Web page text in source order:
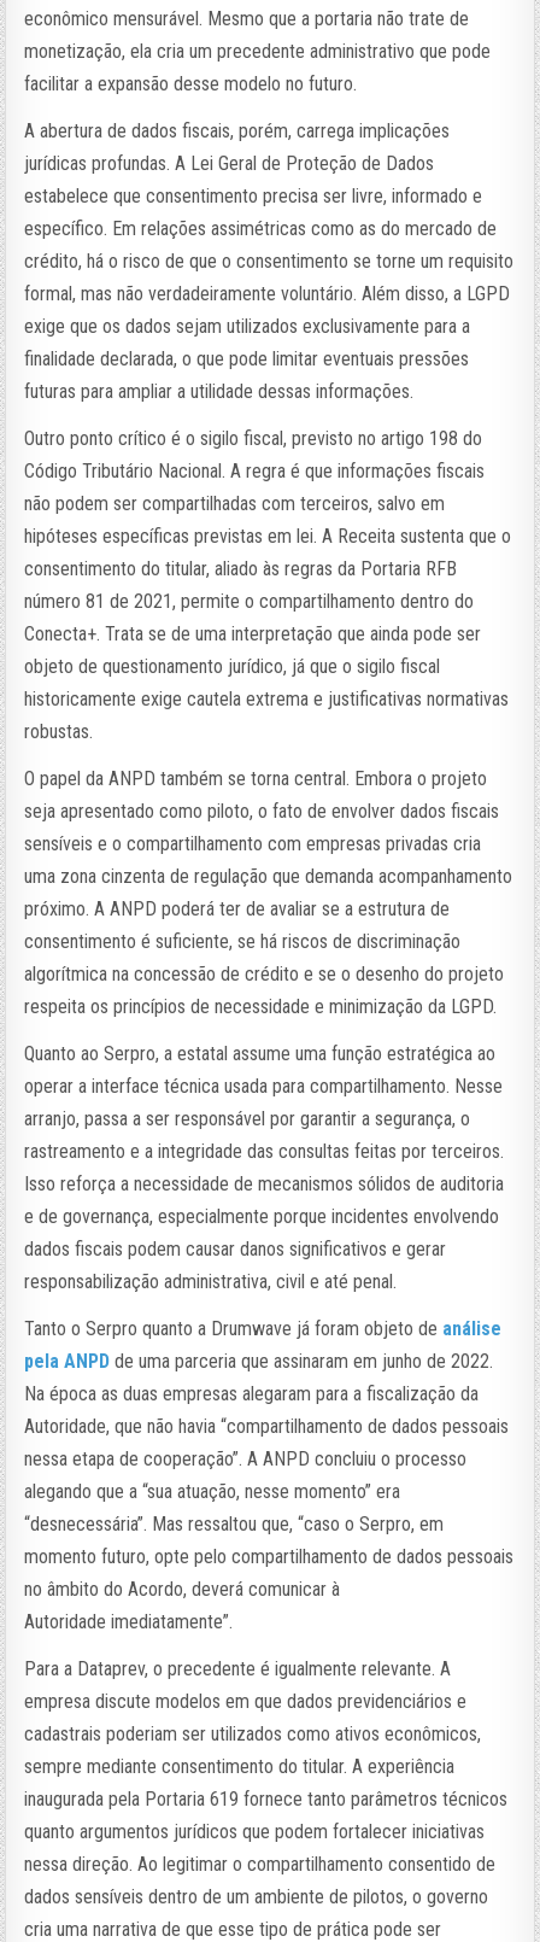
econômico mensurável. Mesmo que a portaria não trate de
monetização, ela cria um precedente administrativo que pode
facilitar a expansão desse modelo no futuro.
A abertura de dados fiscais, porém, carrega implicações
jurídicas profundas. A Lei Geral de Proteção de Dados
estabelece que consentimento precisa ser livre, informado e
específico. Em relações assimétricas como as do mercado de
crédito, há o risco de que o consentimento se torne um requisito
formal, mas não verdadeiramente voluntário. Além disso, a LGPD
exige que os dados sejam utilizados exclusivamente para a
finalidade declarada, o que pode limitar eventuais pressões
futuras para ampliar a utilidade dessas informações.
Outro ponto crítico é o sigilo fiscal, previsto no artigo 198 do
Código Tributário Nacional. A regra é que informações fiscais
não podem ser compartilhadas com terceiros, salvo em
hipóteses específicas previstas em lei. A Receita sustenta que o
consentimento do titular, aliado às regras da Portaria RFB
número 81 de 2021, permite o compartilhamento dentro do
Conecta+. Trata se de uma interpretação que ainda pode ser
objeto de questionamento jurídico, já que o sigilo fiscal
historicamente exige cautela extrema e justificativas normativas
robustas.
O papel da ANPD também se torna central. Embora o projeto
seja apresentado como piloto, o fato de envolver dados fiscais
sensíveis e o compartilhamento com empresas privadas cria
uma zona cinzenta de regulação que demanda acompanhamento
próximo. A ANPD poderá ter de avaliar se a estrutura de
consentimento é suficiente, se há riscos de discriminação
algorítmica na concessão de crédito e se o desenho do projeto
respeita os princípios de necessidade e minimização da LGPD.
Quanto ao Serpro, a estatal assume uma função estratégica ao
operar a interface técnica usada para compartilhamento. Nesse
arranjo, passa a ser responsável por garantir a segurança, o
rastreamento e a integridade das consultas feitas por terceiros.
Isso reforça a necessidade de mecanismos sólidos de auditoria
e de governança, especialmente porque incidentes envolvendo
dados fiscais podem causar danos significativos e gerar
responsabilização administrativa, civil e até penal.
Tanto o Serpro quanto a Drumwave já foram objeto de análise
pela ANPD de uma parceria que assinaram em junho de 2022.
Na época as duas empresas alegaram para a fiscalização da
Autoridade, que não havia “compartilhamento de dados pessoais
nessa etapa de cooperação”. A ANPD concluiu o processo
alegando que a “sua atuação, nesse momento” era
“desnecessária”. Mas ressaltou que, “caso o Serpro, em
momento futuro, opte pelo compartilhamento de dados pessoais
no âmbito do Acordo, deverá comunicar à
Autoridade imediatamente”.
Para a Dataprev, o precedente é igualmente relevante. A
empresa discute modelos em que dados previdenciários e
cadastrais poderiam ser utilizados como ativos econômicos,
sempre mediante consentimento do titular. A experiência
inaugurada pela Portaria 619 fornece tanto parâmetros técnicos
quanto argumentos jurídicos que podem fortalecer iniciativas
nessa direção. Ao legitimar o compartilhamento consentido de
dados sensíveis dentro de um ambiente de pilotos, o governo
cria uma narrativa de que esse tipo de prática pode ser